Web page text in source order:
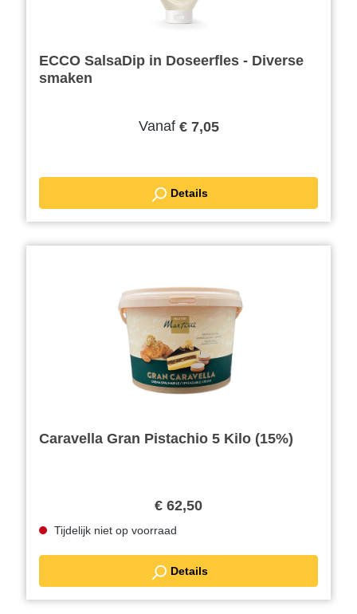
ECCO SalsaDip in Doseerfles - Diverse
smaken
Vanaf € 7,05
Details
Caravella Gran Pistachio 5 Kilo (15%)
€ 62,50
Tijdelijk niet op voorraad
Details